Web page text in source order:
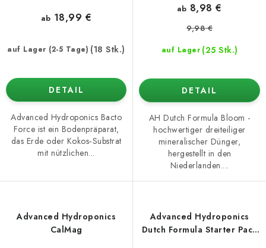
auf Lager (2-5 Tage) (18 Stk.)
ab 18,99 €
DETAIL
Advanced Hydroponics Bacto
Force ist ein Bodenpräparat,
das Erde oder Kokos‑Substrat
mit nützlichen...
auf Lager (25 Stk.)
ab 8,98 €
9,98 €
DETAIL
AH Dutch Formula Bloom -
hochwertiger dreiteiliger
mineralischer Dünger,
hergestellt in den
Niederlanden....
Advanced Hydroponics
CalMag
Advanced Hydroponics
Dutch Formula Starter Pack